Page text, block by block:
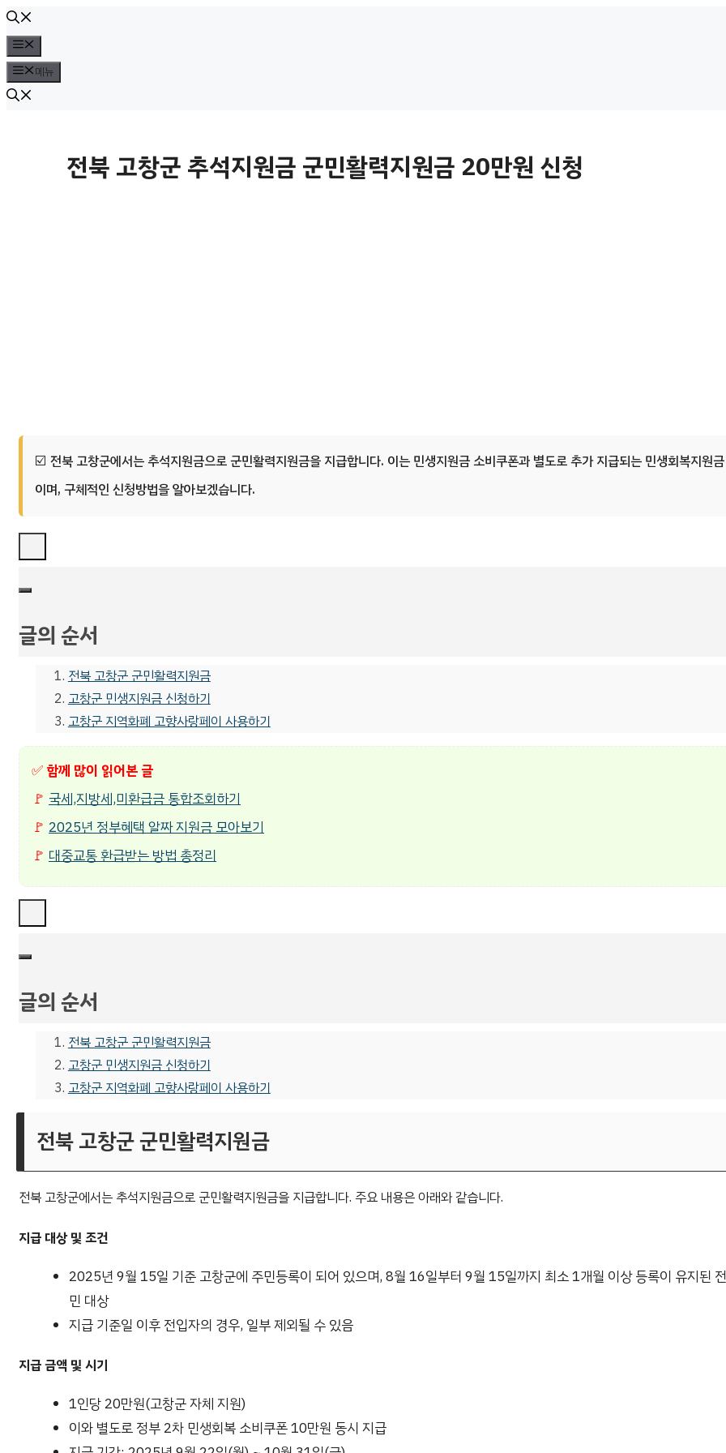
컨
텐
츠
로
뉴
메뉴
전북 고창군 추석지원금 군민활력지원금 20만원 신청
전북 고창군에서는 추석지원금으로 군민활력지원금을 지급합니다. 이는 민생지원금 소비쿠폰과 별도로 추가 지급되는 민생회복지원금
이며, 구체적인 신청방법을 알아보겠습니다.
글의 순서
전북 고창군 군민활력지원금
고창군 민생지원금 신청하기
고창군 지역화폐 고향사랑페이 사용하기
✅함께 많이 읽어본 글
🚩 국세,지방세,미환급금 통합조회하기
🚩 2025년 정부혜택 알짜 지원금 모아보기
🚩 대중교통 환급받는 방법 총정리
글의 순서
전북 고창군 군민활력지원금
고창군 민생지원금 신청하기
고창군 지역화폐 고향사랑페이 사용하기
전북 고창군 군민활력지원금
전북 고창군에서는 추석지원금으로 군민활력지원금을 지급합니다. 주요 내용은 아래와 같습니다.
지급 대상 및 조건
2025년 9월 15일 기준 고창군에 주민등록이 되어 있으며, 8월 16일부터 9월 15일까지 최소 1개월 이상 등록이 유지된
민 대상
지급 기준일 이후 전입자의 경우, 일부 제외될 수 있음
지급 금액 및 시기
1인당 20만원(고창군 자체 지원)
이와 별도로 정부 2차 민생회복 소비쿠폰 10만원 동시 지급